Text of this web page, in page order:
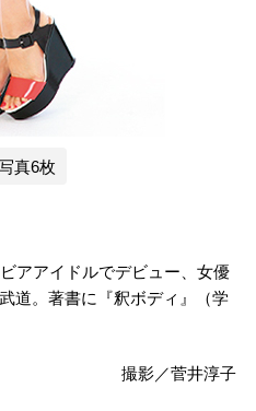
真6枚
アアイドルでデビュー、女優
道。著書に『釈ボディ』（学
撮影／菅井淳子